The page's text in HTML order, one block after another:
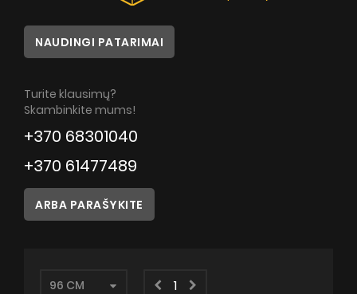
Servisas
NAUDINGI PATARIMAI
Turite klausimų?
Skambinkite mums!
+370 68301040
+370 61477489
ARBA PARAŠYKITE